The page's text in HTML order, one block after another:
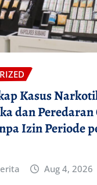
Kasus
dan Peredaran
Izin Periode
Aug 4, 2026